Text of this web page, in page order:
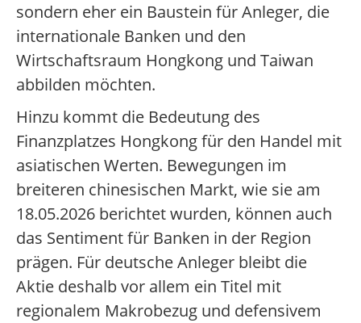
sondern eher ein Baustein für Anleger, die
internationale Banken und den
Wirtschaftsraum Hongkong und Taiwan
abbilden möchten.
Hinzu kommt die Bedeutung des
Finanzplatzes Hongkong für den Handel mit
asiatischen Werten. Bewegungen im
breiteren chinesischen Markt, wie sie am
18.05.2026 berichtet wurden, können auch
das Sentiment für Banken in der Region
prägen. Für deutsche Anleger bleibt die
Aktie deshalb vor allem ein Titel mit
regionalem Makrobezug und defensivem